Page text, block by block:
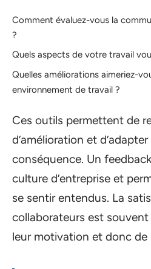
Comment évaluez-vous la
?
Quels aspects de votre travail
Quelles améliorations aimeriez-
environnement de travail ?
Ces outils permettent de
d’amélioration et
conséquence. Un
culture d’entreprise et
se sentir entendus. La
collaborateurs est
leur motivation et donc